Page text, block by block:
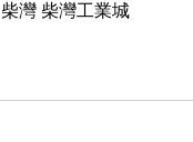
柴灣 柴灣工業城